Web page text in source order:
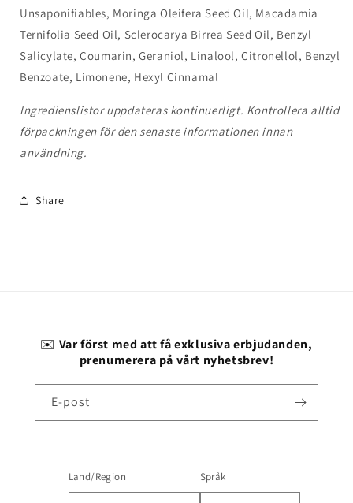
Unsaponifiables, Moringa Oleifera Seed Oil, Macadamia
Ternifolia Seed Oil, Sclerocarya Birrea Seed Oil, Benzyl
Salicylate, Coumarin, Geraniol, Linalool, Citronellol, Benzyl
Benzoate, Limonene, Hexyl Cinnamal
Ingredienslistor uppdateras kontinuerligt. Kontrollera alltid
förpackningen för den senaste informationen innan
användning.
Share
✉️ Var först med att få exklusiva erbjudanden,
prenumerera på vårt nyhetsbrev!
E-post
Land/Region Språk